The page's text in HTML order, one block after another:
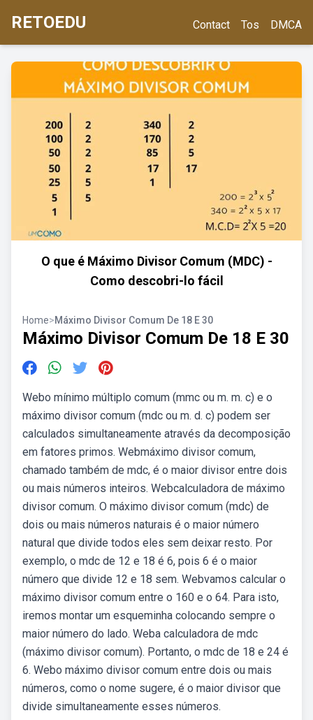
RETOEDU Contact Tos DMCA
O que é Máximo Divisor Comum (MDC) -
Como descobri-lo fácil
Home>Máximo Divisor Comum De 18 E 30
Máximo Divisor Comum De 18 E 30
Webo mínimo múltiplo comum (mmc ou m. m. c) e o
máximo divisor comum (mdc ou m. d. c) podem ser
calculados simultaneamente através da decomposição
em fatores primos. Webmáximo divisor comum,
chamado também de mdc, é o maior divisor entre dois
ou mais números inteiros. Webcalculadora de máximo
divisor comum. O máximo divisor comum (mdc) de
dois ou mais números naturais é o maior número
natural que divide todos eles sem deixar resto. Por
exemplo, o mdc de 12 e 18 é 6, pois 6 é o maior
número que divide 12 e 18 sem. Webvamos calcular o
máximo divisor comum entre o 160 e o 64. Para isto,
iremos montar um esqueminha colocando sempre o
maior número do lado. Weba calculadora de mdc
(máximo divisor comum). Portanto, o mdc de 18 e 24 é
6. Webo máximo divisor comum entre dois ou mais
números, como o nome sugere, é o maior divisor que
divide simultaneamente esses números.